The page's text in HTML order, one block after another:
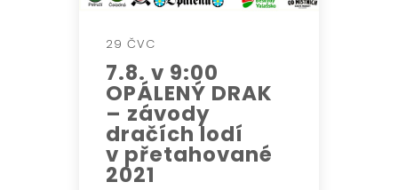
29 ČVC
7.8. v 9:00
OPÁLENÝ DRAK
– závody
dračích lodí
v přetahované
2021